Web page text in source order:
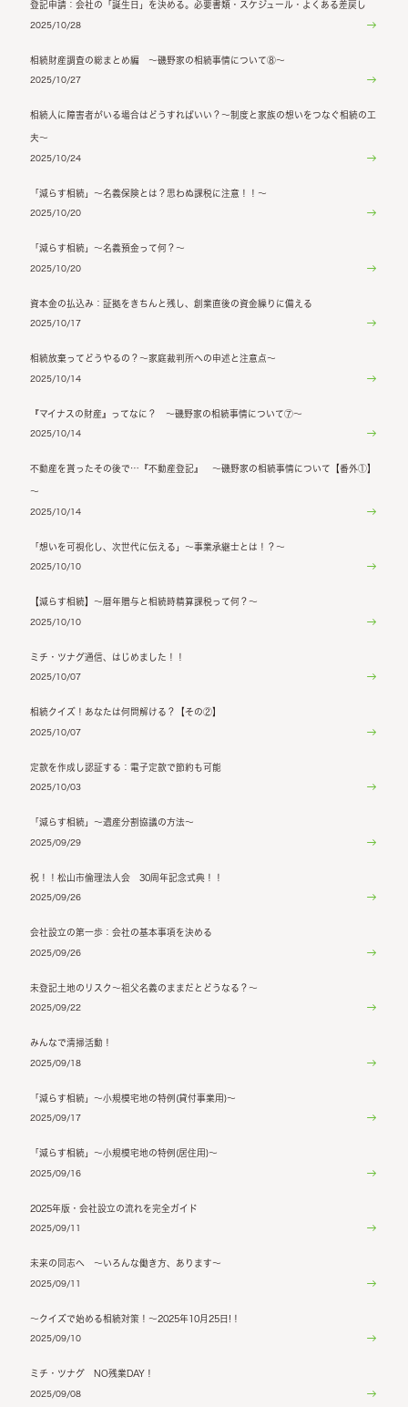
登記申請：会社の「誕生日」を決める。必要書類・スケジュール・よくある差戻し
2025/10/28
相続財産調査の総まとめ編 ～磯野家の相続事情について⑧～
2025/10/27
相続人に障害者がいる場合はどうすればいい？～制度と家族の想いをつなぐ相続の工
夫～
2025/10/24
「減らす相続」～名義保険とは？思わぬ課税に注意！！～
2025/10/20
「減らす相続」～名義預金って何？～
2025/10/20
資本金の払込み：証拠をきちんと残し、創業直後の資金繰りに備える
2025/10/17
相続放棄ってどうやるの？～家庭裁判所への申述と注意点～
2025/10/14
『マイナスの財産』ってなに？ ～磯野家の相続事情について⑦～
2025/10/14
不動産を貰ったその後で…『不動産登記』 ～磯野家の相続事情について【番外①】
～
2025/10/14
「想いを可視化し、次世代に伝える」～事業承継士とは！？～
2025/10/10
【減らす相続】～暦年贈与と相続時精算課税って何？～
2025/10/10
ミチ・ツナグ通信、はじめました！！
2025/10/07
相続クイズ！あなたは何問解ける？【その②】
2025/10/07
定款を作成し認証する：電子定款で節約も可能
2025/10/03
「減らす相続」～遺産分割協議の方法～
2025/09/29
祝！！松山市倫理法人会 30周年記念式典！！
2025/09/26
会社設立の第一歩：会社の基本事項を決める
2025/09/26
未登記土地のリスク～祖父名義のままだとどうなる？～
2025/09/22
みんなで清掃活動！
2025/09/18
「減らす相続」～小規模宅地の特例(貸付事業用)～
2025/09/17
「減らす相続」～小規模宅地の特例(居住用)～
2025/09/16
2025年版・会社設立の流れを完全ガイド
2025/09/11
未来の同志へ ～いろんな働き方、あります～
2025/09/11
～クイズで始める相続対策！～2025年10月25日!！
2025/09/10
ミチ・ツナグ NO残業DAY！
2025/09/08